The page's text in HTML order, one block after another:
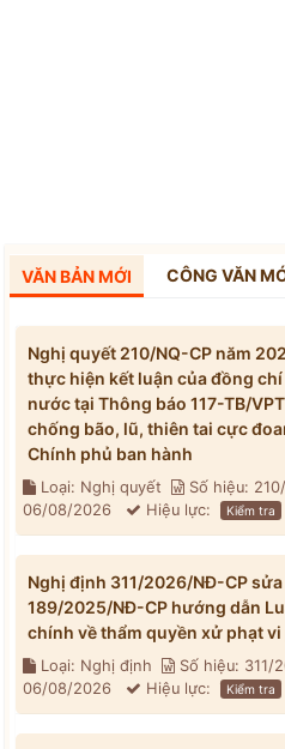
VĂN BẢN MỚI CÔNG VĂN
Nghị quyết 210/NQ-CP năm
thực hiện kết luận của đồng
nước tại Thông báo 117-TB/
chống bão, lũ, thiên tai cực
Chính phủ ban hành
Loại: Nghị quyết Số hiệu:
06/08/2026
Hiệu lực: Kiểm tra
Nghị định 311/2026/NĐ-CP
189/2025/NĐ-CP hướng dẫn
chính về thẩm quyền xử phạt
Loại: Nghị định Số hiệu: 311/
06/08/2026
Hiệu lực: Kiểm tra